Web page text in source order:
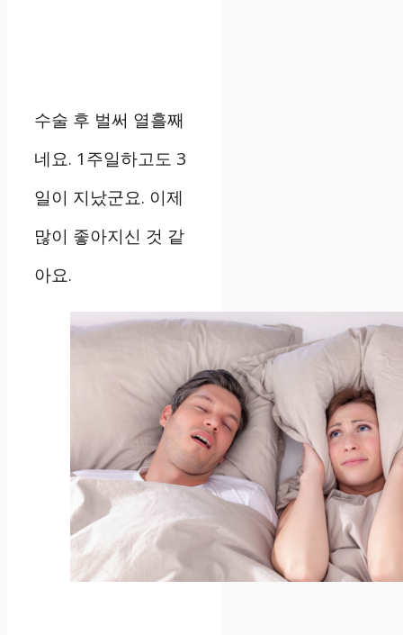
수술 후 벌써 열흘째
네요. 1주일하고도 3
일이 지났군요. 이제
많이 좋아지신 것 같
아요.